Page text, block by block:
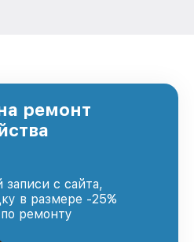
ремонт
с сайта,
в размере -25%
ремонту